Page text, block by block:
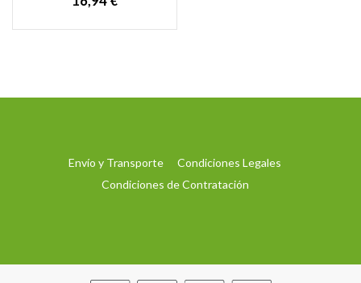
Envío y Transporte
Condiciones Legales
Condiciones de Contratación